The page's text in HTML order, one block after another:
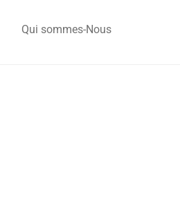
Qui sommes-Nous